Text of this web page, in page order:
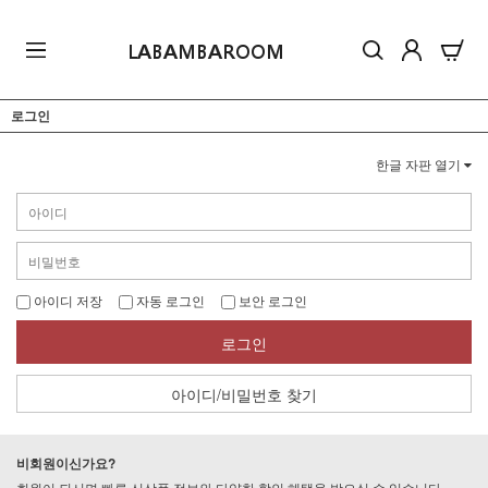
LABAMBAROOM
로그인
한글 자판 열기
아이디 저장 자동 로그인 보안 로그인
로그인
아이디/비밀번호 찾기
비회원이신가요?